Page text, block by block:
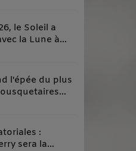
Salles, dans
le Soleil a
la Lune à
!
:
sera la